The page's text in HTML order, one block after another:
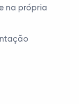
na própria